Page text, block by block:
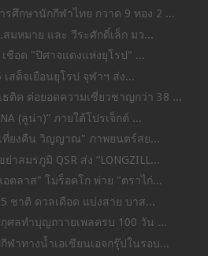
ศึกษานักกีฬาไทย กวาด 9 ทอง 2 ...
มหมาย และ วีระศักดิ์เล็ก มว...
ชือด "ปิศาจแดงแห่งยุโรป" ...
สด็จเยือนยุโรป จุฬาฯ ส่ง...
ธติค ต่อยอดความเชี่ยวชาญกว่า 38 ...
(ลูน่า)” ภายใต้โปรเจ็กต์ ...
เที่ยงคืน วิญญาณ" ภาพยนตร์สย...
าสมรภูมิ QSR ส่ง “LONGZILL...
ตลาส" โมร็อคโก พ่าย "ตราไก่...
ชาติ ดวลเดือด แบ่งสาย บาส...
ศลทำบุญถวายเพลครบ 100 วัน ...
ฬาทางน้ำเอเชียนเอจกรุ๊ปในรอบ...